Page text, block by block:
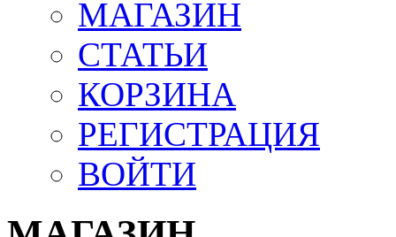
МАГАЗИН
СТАТЬИ
КОРЗИНА
РЕГИСТРАЦИЯ
ВОЙТИ